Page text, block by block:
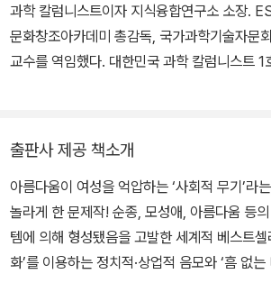
과 침묵으로 동조한 데 따른 무력감이. 우리는
그날이 우리 부모들에게는 아주 기쁜 날이고,
셨기 때문이다. 부모들도 마찬가지였다. 그들
“아름다움의” 고통을 사소하게 여기는 이유는
에게 하는 것이 인권침해임을 보지 못하게 한
굶주림과 구역질, 수술을 유도하는 것은 정치
우리에게 온갖 고문을 자행한다. 어떤 사람들
거나 강제로 토하게 하거나 치료 목적도 없이
의 탄생』 등 다수가 있다.
과학 칼럼니스트이자 지식융합연구소 소장.
문화창조아카데미 총감독, 국가과학기술자문
교수를 역임했다. 대한민국 과학 칼럼니스트
럼을 연재하며 인문학과 과학기술이 융합한 지
개해왔다. 2008년 출간한 《지식의 대융합》은
나드는 융합적 사고의 중요성을 널리 알린 대
과학 칼럼니스트로 35년 이상 집필 활동을 이
의 새로운 지식과 기술을 쉽고 흥미롭게 전달
출판사 제공 책소개
아름다움이 여성을 억압하는 ‘사회적 무기’라
놀라게 한 문제작! 순종, 모성애, 아름다움 등의 여성성이 권력과 시스
템에 의해 형성됐음을 고발한 세계적 베스트셀러 ‘아름다움의
화’를 이용하는 정치적·상업적 음모와 ‘흠 없